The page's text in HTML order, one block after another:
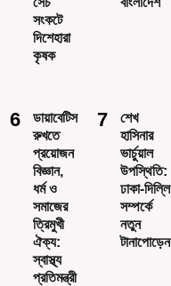
সংকটে
দিশেহারা
কৃষক
ডায়াবেটিস
রুখতে
প্রয়োজন
বিজ্ঞান,
ধর্ম ও
সমাজের
ত্রিমুখী
ঐক্য:
স্বাস্থ্য
প্রতিমন্ত্রী
শেখ
হাসিনার
ভার্চুয়াল
উপস্থিতি:
ঢাকা-দিল্লি
সম্পর্কে
নতুন
টানাপোড়েন